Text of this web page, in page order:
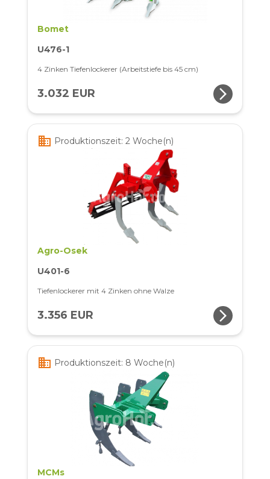
Bomet
U476-1
4 Zinken Tiefenlockerer (Arbeitstiefe bis 45 cm)
3.032 EUR arrow_forward_ios
business Produktionszeit: 2 Woche(n)
Agro-Osek
U401-6
Tiefenlockerer mit 4 Zinken ohne Walze
3.356 EUR arrow_forward_ios
business Produktionszeit: 8 Woche(n)
MCMs